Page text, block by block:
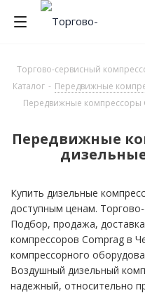
Торгово-сервисный
Каталог - Передвижные
Передвижные компрессоры
Передвижные
Купить дизельные
доступным ценам.
Подбор, продажа,
компрессоров Comprag в
компрессорного
Воздушный дизельный
надежный, относительно